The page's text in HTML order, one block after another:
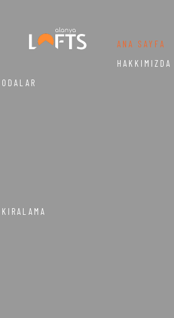
ANA SAYFA
HAKKIMIZDA
ODALAR
KIRALAMA